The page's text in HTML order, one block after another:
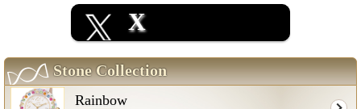
X
Stone Collection
Rainbow